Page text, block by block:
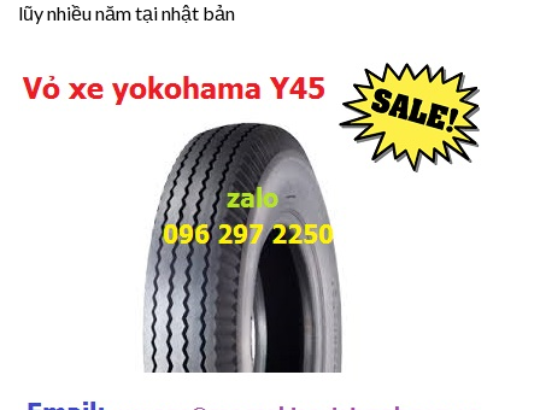
lũy nhiều năm tại nhật bản